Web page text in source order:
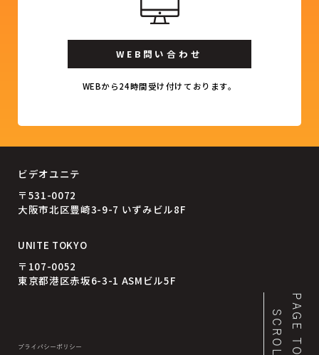
WEB問い合わせ
WEBから24時間受け付けております。
ビデオユニテ
〒531-0072
大阪市北区豊崎3-9-7 いずみビル8F
UNITE TOKYO
〒107-0052
東京都港区赤坂6-3-1 ASMビル5F
プライバシーポリシー SCROLLPAGE TOP